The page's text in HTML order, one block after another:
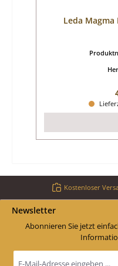
Leda Magma
Kostenloser
Newsletter
Abonnieren Sie jetzt